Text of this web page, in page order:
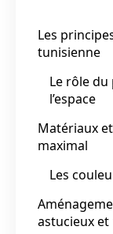
Les
tunisienne
Le rôle du
l’espace
Matériaux
maximal
Les
astucieux